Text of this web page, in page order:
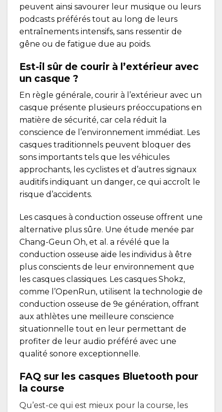
peuvent ainsi savourer leur musique ou leurs
podcasts préférés tout au long de leurs
entraînements intensifs, sans ressentir de
gêne ou de fatigue due au poids.
Est-il sûr de courir à l’extérieur avec
un casque ?
En règle générale, courir à l’extérieur avec un
casque présente plusieurs préoccupations en
matière de sécurité, car cela réduit la
conscience de l’environnement immédiat. Les
casques traditionnels peuvent bloquer des
sons importants tels que les véhicules
approchants, les cyclistes et d’autres signaux
auditifs indiquant un danger, ce qui accroît le
risque d’accidents.
Les casques à conduction osseuse offrent une
alternative plus sûre. Une étude menée par
Chang-Geun Oh, et al. a révélé que la
conduction osseuse aide les individus à être
plus conscients de leur environnement que
les casques classiques. Les casques Shokz,
comme l’OpenRun, utilisent la technologie de
conduction osseuse de 9e génération, offrant
aux athlètes une meilleure conscience
situationnelle tout en leur permettant de
profiter de leur audio préféré avec une
qualité sonore exceptionnelle.
FAQ sur les casques Bluetooth pour
la course
Qu’est-ce qui est mieux pour la course, les